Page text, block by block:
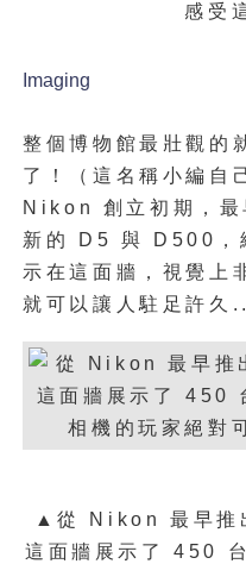
感受
Imaging
整個博物館最壯觀的
了！（這名稱小編自
Nikon 創立初期，
新的 D5 與 D500，
示在這面牆，視覺上
就可以讓人駐足許久
▲從 Nikon 最早推
這面牆展示了 450